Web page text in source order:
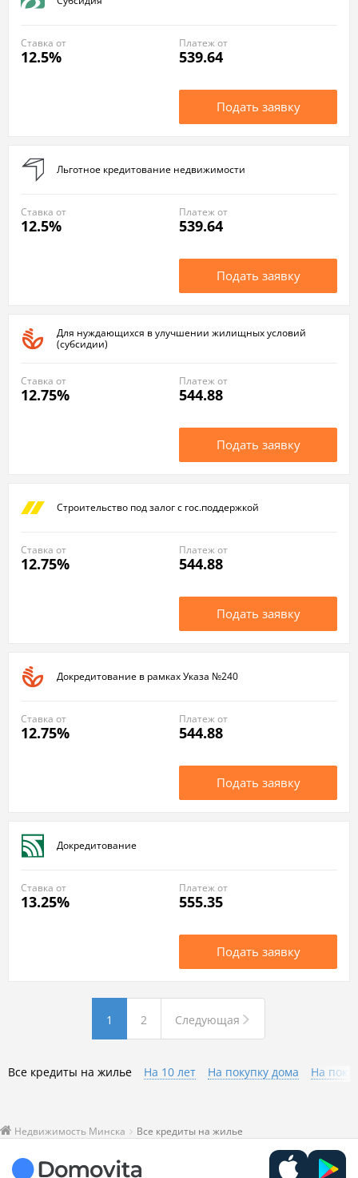
12.5%
Ставка от
539.64
Платеж от
Подать заявку
Льготное кредитование недвижимости
12.5%
Ставка от
539.64
Платеж от
Подать заявку
Для нуждающихся в улучшении жилищных условий
(субсидии)
12.75%
Ставка от
544.88
Платеж от
Подать заявку
Строительство под залог с гос.поддержкой
12.75%
Ставка от
544.88
Платеж от
Подать заявку
Докредитование в рамках Указа №240
12.75%
Ставка от
544.88
Платеж от
Подать заявку
Докредитование
13.25%
Ставка от
555.35
Платеж от
Подать заявку
1 2 Следующая
Все кредиты на жилье На 10 лет На покупку дома На
Недвижимость Минска Все кредиты на жилье